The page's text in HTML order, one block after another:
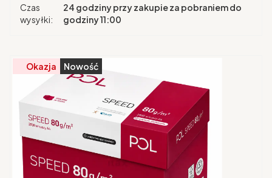
Czas
wysyłki:
24 godziny przy zakupie za pobraniem do
godziny 11:00
Okazja Nowość